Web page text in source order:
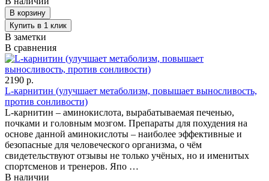
В заметки
В сравнения
2190 р.
L-карнитин (улучшает метаболизм, повышает выносливость,
против сонливости)
L-карнитин – аминокислота, вырабатываемая печенью,
почками и головным мозгом. Препараты для похудения на
основе данной аминокислоты – наиболее эффективные и
безопасные для человеческого организма, о чём
свидетельствуют отзывы не только учёных, но и именитых
спортсменов и тренеров. Япо …
В наличии